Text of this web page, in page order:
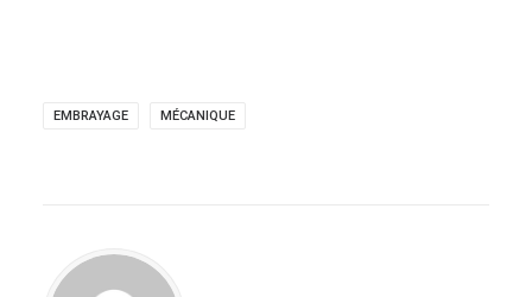
EMBRAYAGE MÉCANIQUE